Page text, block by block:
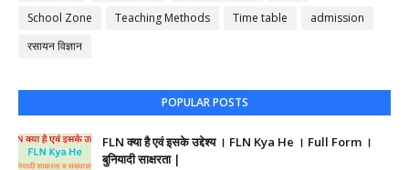
School Zone
Teaching Methods Time table
admission
रसायन विज्ञान
POPULAR POSTS
FLN क्या है एवं इसके उद्देश्य । FLN Kya He । Full Form ।
बुनियादी साक्षरता |